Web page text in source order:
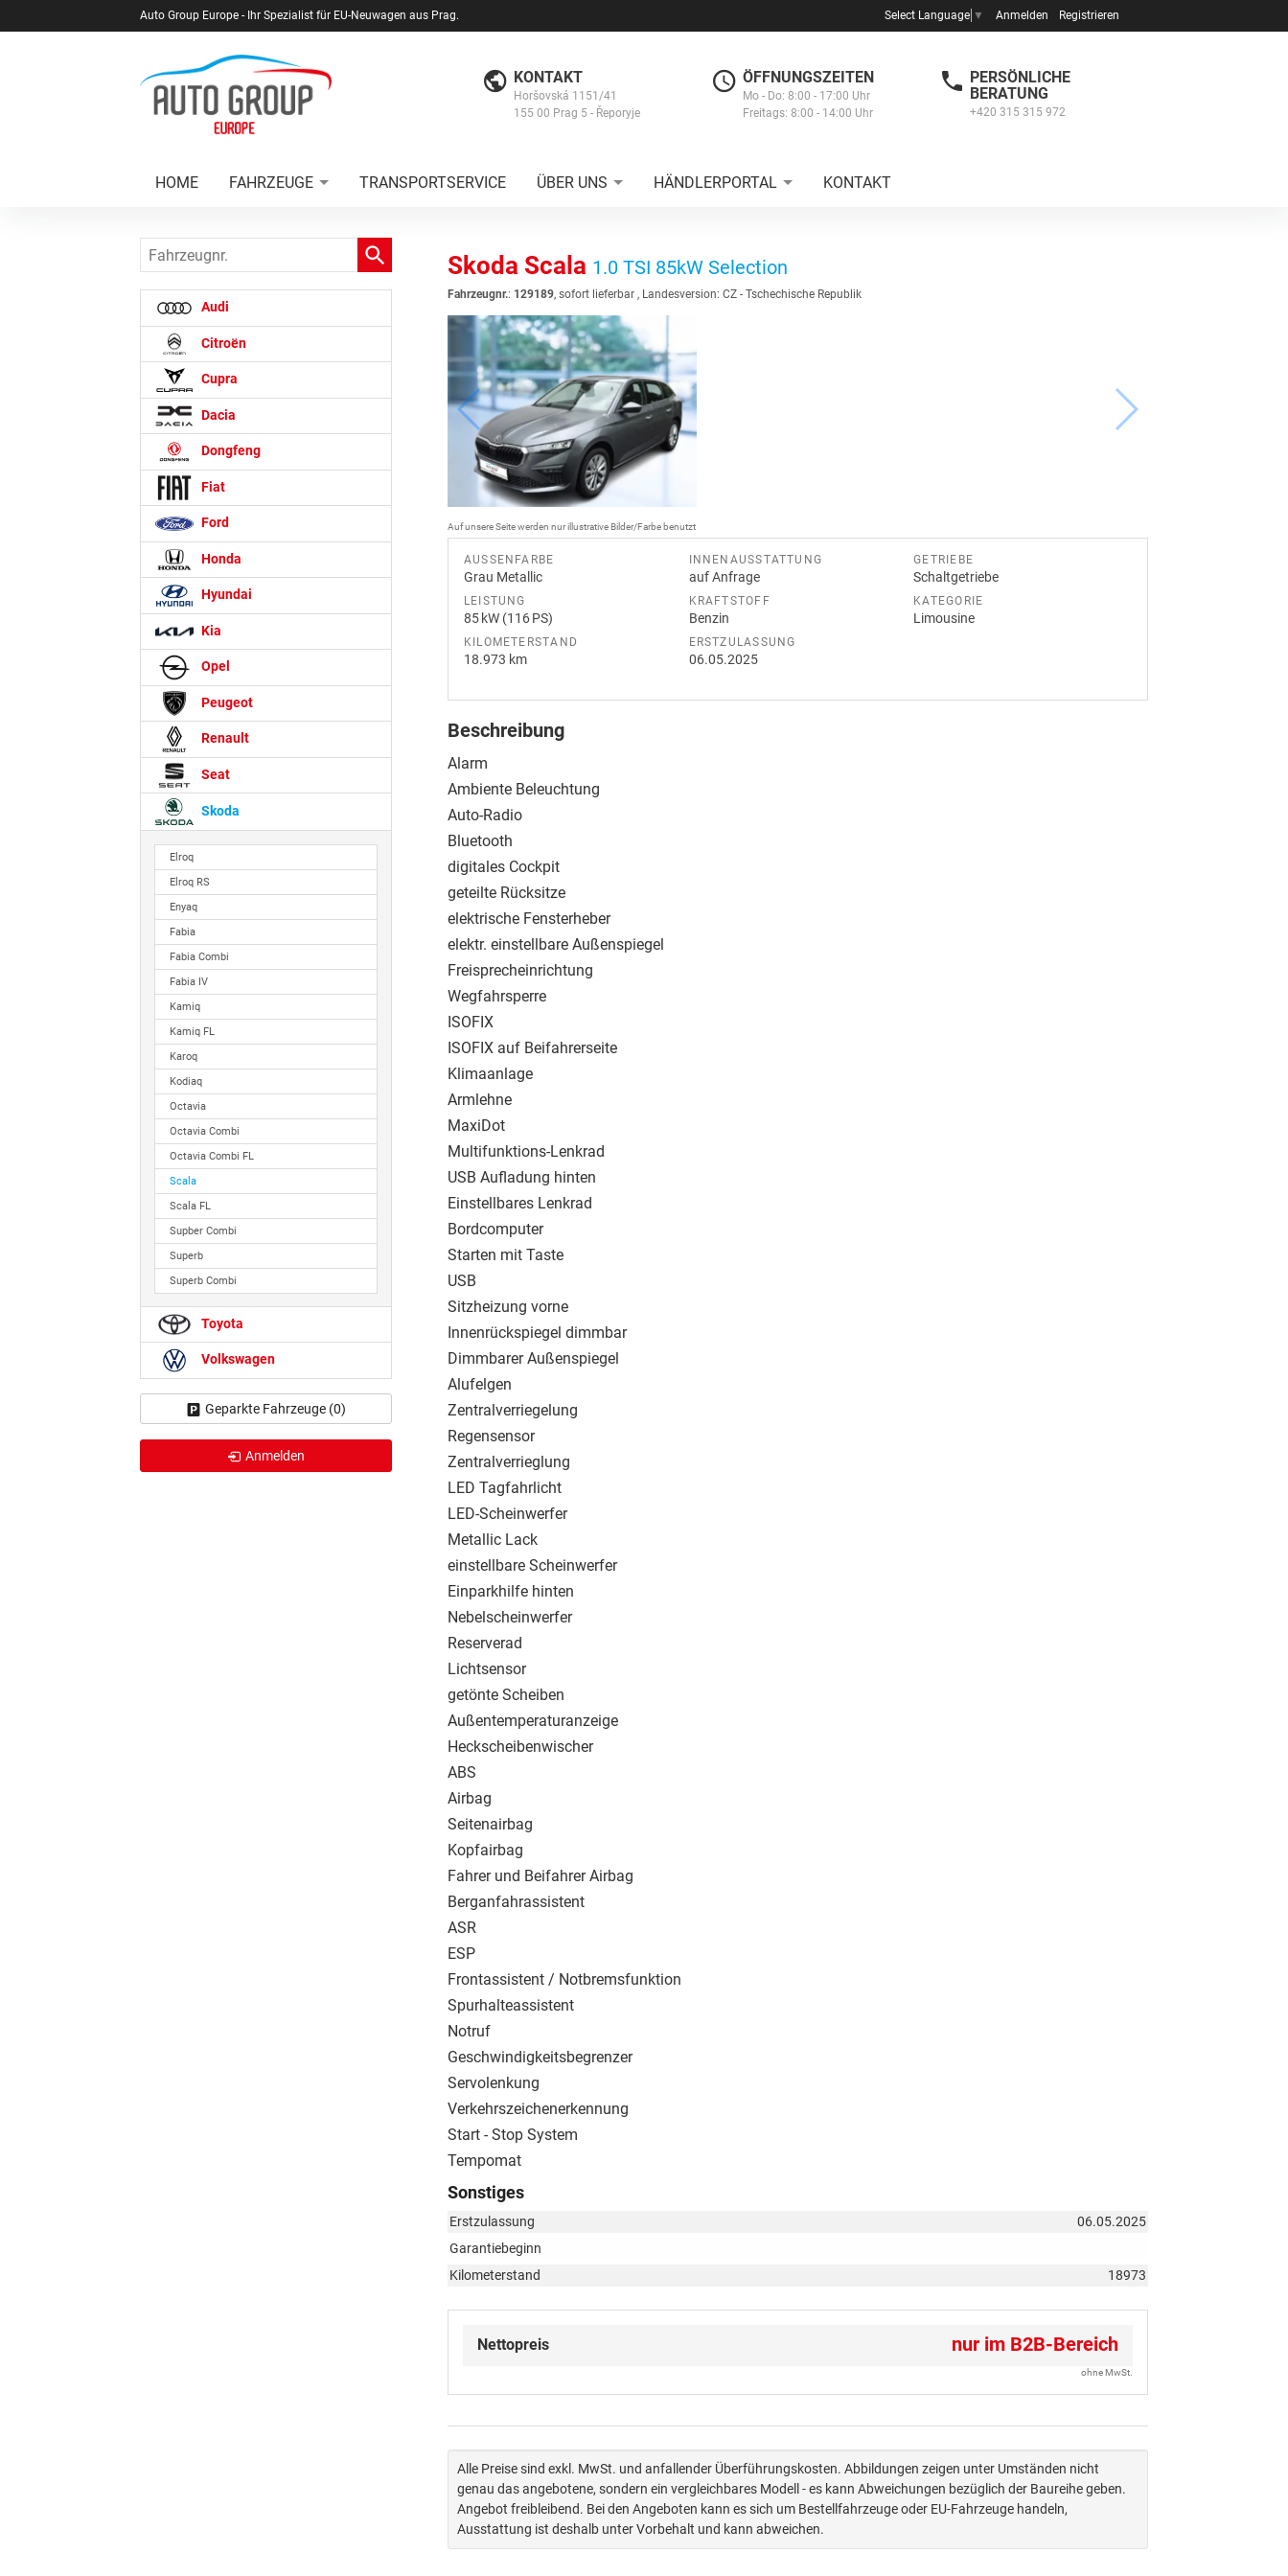
Auto Group Europe - Ihr Spezialist für EU-Neuwagen aus Prag. Anmelden Registrieren
Select Language ▼
KONTAKT
Horšovská 1151/41
155 00 Prag 5 - Řeporyje
ÖFFNUNGSZEITEN
Mo - Do: 8:00 - 17:00 Uhr
Freitags: 8:00 - 14:00 Uhr
PERSÖNLICHE
BERATUNG
+420 315 315 972
HOME FAHRZEUGE TRANSPORTSERVICE ÜBER UNS HÄNDLERPORTAL KONTAKT
Skoda Scala 1.0 TSI 85kW Selection
Fahrzeugnr.: 129189, sofort lieferbar, Landesversion: CZ - Tschechische Republik
Auf unsere Seite werden nur illustrative Bilder/Farbe benutzt
AUSSENFARBE
Grau Metallic
INNENAUSSTATTUNG
auf Anfrage
GETRIEBE
Schaltgetriebe
LEISTUNG
85 kW (116 PS)
KRAFTSTOFF
Benzin
KATEGORIE
Limousine
KILOMETERSTAND
18.973 km
ERSTZULASSUNG
06.05.2025
Beschreibung
Alarm
Ambiente Beleuchtung
Auto-Radio
Bluetooth
digitales Cockpit
geteilte Rücksitze
elektrische Fensterheber
elektr. einstellbare Außenspiegel
Freisprecheinrichtung
Wegfahrsperre
ISOFIX
ISOFIX auf Beifahrerseite
Klimaanlage
Armlehne
MaxiDot
Multifunktions-Lenkrad
USB Aufladung hinten
Einstellbares Lenkrad
Bordcomputer
Starten mit Taste
USB
Sitzheizung vorne
Innenrückspiegel dimmbar
Dimmbarer Außenspiegel
Alufelgen
Zentralverriegelung
Regensensor
Zentralverrieglung
LED Tagfahrlicht
LED-Scheinwerfer
Metallic Lack
einstellbare Scheinwerfer
Einparkhilfe hinten
Nebelscheinwerfer
Reserverad
Lichtsensor
getönte Scheiben
Außentemperaturanzeige
Heckscheibenwischer
ABS
Airbag
Seitenairbag
Kopfairbag
Fahrer und Beifahrer Airbag
Berganfahrassistent
ASR
ESP
Frontassistent / Notbremsfunktion
Spurhalteassistent
Notruf
Geschwindigkeitsbegrenzer
Servolenkung
Verkehrszeichenerkennung
Start - Stop System
Tempomat
Sonstiges
Erstzulassung
06.05.2025
Garantiebeginn
Kilometerstand
18973
Nettopreis nur im B2B-Bereich
ohne MwSt.
Alle Preise sind exkl. MwSt. und anfallender Überführungskosten. Abbildungen zeigen unter Umständen nicht
genau das angebotene, sondern ein vergleichbares Modell - es kann Abweichungen bezüglich der Baureihe geben.
Angebot freibleibend. Bei den Angeboten kann es sich um Bestellfahrzeuge oder EU-Fahrzeuge handeln,
Ausstattung ist deshalb unter Vorbehalt und kann abweichen.
Fahrzeugnr.
Audi
Citroën
Cupra
Dacia
Dongfeng
Fiat
Ford
Honda
Hyundai
Kia
Opel
Peugeot
Renault
Seat
Skoda
Elroq
Elroq RS
Enyaq
Fabia
Fabia Combi
Fabia IV
Kamiq
Kamiq FL
Karoq
Kodiaq
Octavia
Octavia Combi
Octavia Combi FL
Scala
Scala FL
Supber Combi
Superb
Superb Combi
Toyota
Volkswagen
Geparkte Fahrzeuge (0)
Anmelden